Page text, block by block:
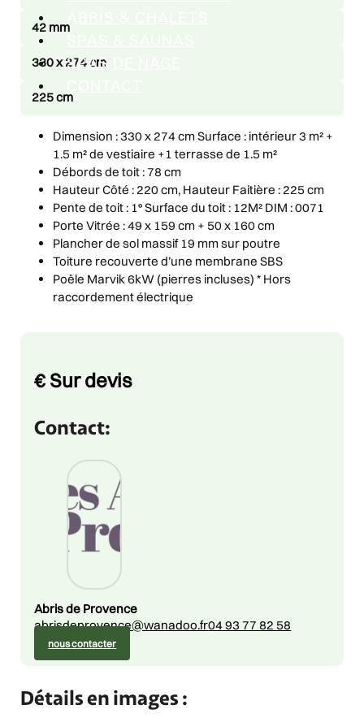
SPAS DE NAGE
42 mm
330 x 274 cm
225 cm
Dimension : 330 x 274 cm Surface : intérieur 3 m² +
1.5 m² de vestiaire +1 terrasse de 1.5 m²
Débords de toit : 78 cm
Hauteur Côté : 220 cm, Hauteur Faitière : 225 cm
Pente de toit : 1° Surface du toit : 12M² DIM : 0071
Porte Vitrée : 49 x 159 cm + 50 x 160 cm
Plancher de sol massif 19 mm sur poutre
Toiture recouverte d’une membrane SBS
Poële Marvik 6kW (pierres incluses) * Hors
raccordement électrique
Price
€Sur devis
Contact:
Abris de Provence
abrisdeprovence@wanadoo.fr04 93 77 82 58
nous contacter
Détails en images :